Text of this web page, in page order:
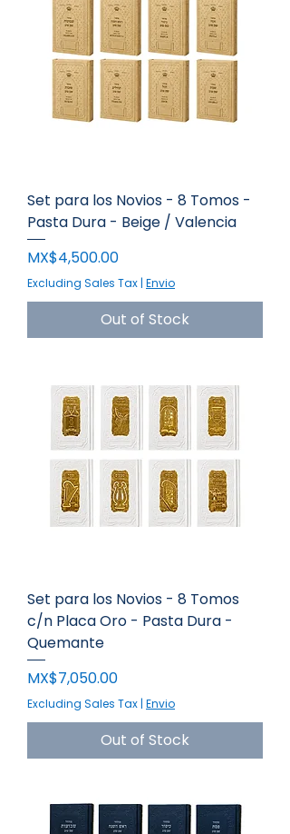
Set para los Novios - 8 Tomos -
Pasta Dura - Beige / Valencia
Price
MX$4,500.00
Excluding Sales Tax | Envio
Out of Stock
Set para los Novios - 8 Tomos
c/n Placa Oro - Pasta Dura -
Quemante
Price
MX$7,050.00
Excluding Sales Tax | Envio
Out of Stock